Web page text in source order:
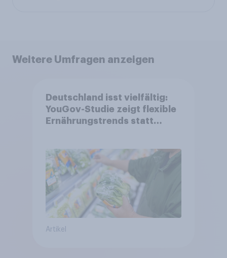
Weitere Umfragen anzeigen
Deutschland isst vielfältig:
YouGov-Studie zeigt flexible
Ernährungstrends statt
Artikel